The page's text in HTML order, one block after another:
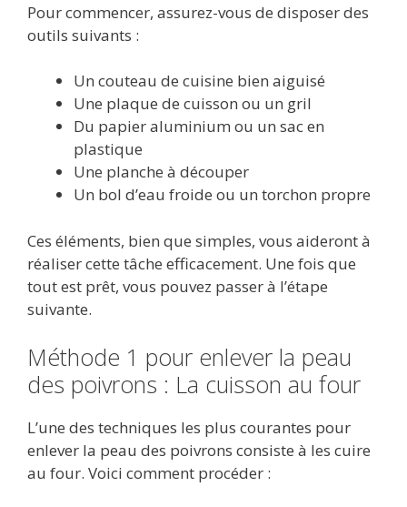
Pour commencer, assurez-vous de disposer des
outils suivants :
Un couteau de cuisine bien aiguisé
Une plaque de cuisson ou un gril
Du papier aluminium ou un sac en
plastique
Une planche à découper
Un bol d’eau froide ou un torchon propre
Ces éléments, bien que simples, vous aideront à
réaliser cette tâche efficacement. Une fois que
tout est prêt, vous pouvez passer à l’étape
suivante.
Méthode 1 pour enlever la peau
des poivrons : La cuisson au four
L’une des techniques les plus courantes pour
enlever la peau des poivrons consiste à les cuire
au four. Voici comment procéder :